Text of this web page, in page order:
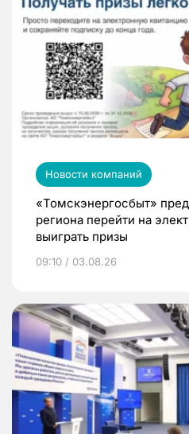
Новости компаний
«Томскэнергосбыт»
региона перейти на
выиграть призы
09:10 / 03.08.26